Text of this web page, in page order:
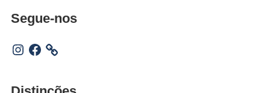
Segue-nos
Instagram
Facebook